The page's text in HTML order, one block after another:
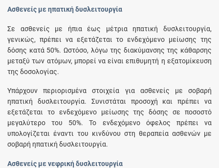
Ασθενείς με ηπατική δυσλειτουργία
Σε ασθενείς με ήπια έως μέτρια ηπατική δυσλειτουργία,
γενικώς, πρέπει να εξετάζεται το ενδεχόμενο μείωσης της
δόσης κατά 50%. Ωστόσο, λόγω της διακύμανσης της κάθαρσης
μεταξύ των ατόμων, μπορεί να είναι επιθυμητή η εξατομίκευση
της δοσολογίας.
Υπάρχουν περιορισμένα στοιχεία για ασθενείς με σοβαρή
ηπατική δυσλειτουργία. Συνιστάται προσοχή και πρέπει να
εξετάζεται το ενδεχόμενο μείωσης της δόσης σε ποσοστό
μεγαλύτερο του 50%. Το ενδεχόμενο όφελος πρέπει να
υπολογίζεται έναντι του κινδύνου στη θεραπεία ασθενών με
σοβαρή ηπατική δυσλειτουργία.
Ασθενείς με νεφρική δυσλειτουργία